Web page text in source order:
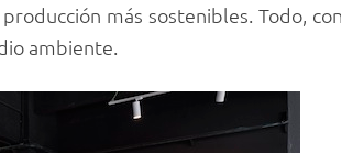
más sostenibles. Todo,
ambiente.